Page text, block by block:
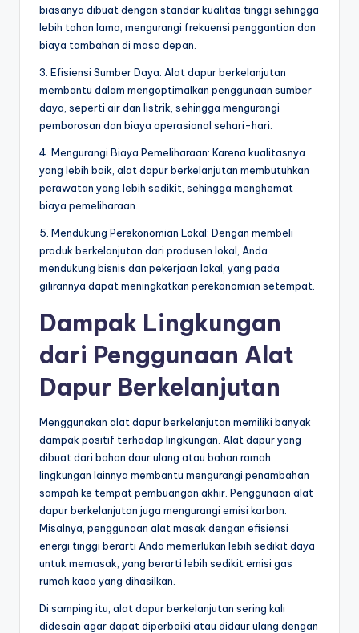
biasanya dibuat dengan standar kualitas tinggi sehingga
lebih tahan lama, mengurangi frekuensi penggantian dan
biaya tambahan di masa depan.
3. Efisiensi Sumber Daya: Alat dapur berkelanjutan
membantu dalam mengoptimalkan penggunaan sumber
daya, seperti air dan listrik, sehingga mengurangi
pemborosan dan biaya operasional sehari-hari.
4. Mengurangi Biaya Pemeliharaan: Karena kualitasnya
yang lebih baik, alat dapur berkelanjutan membutuhkan
perawatan yang lebih sedikit, sehingga menghemat
biaya pemeliharaan.
5. Mendukung Perekonomian Lokal: Dengan membeli
produk berkelanjutan dari produsen lokal, Anda
mendukung bisnis dan pekerjaan lokal, yang pada
gilirannya dapat meningkatkan perekonomian setempat.
Dampak Lingkungan
dari Penggunaan Alat
Dapur Berkelanjutan
Menggunakan alat dapur berkelanjutan memiliki banyak
dampak positif terhadap lingkungan. Alat dapur yang
dibuat dari bahan daur ulang atau bahan ramah
lingkungan lainnya membantu mengurangi penambahan
sampah ke tempat pembuangan akhir. Penggunaan alat
dapur berkelanjutan juga mengurangi emisi karbon.
Misalnya, penggunaan alat masak dengan efisiensi
energi tinggi berarti Anda memerlukan lebih sedikit daya
untuk memasak, yang berarti lebih sedikit emisi gas
rumah kaca yang dihasilkan.
Di samping itu, alat dapur berkelanjutan sering kali
didesain agar dapat diperbaiki atau didaur ulang dengan